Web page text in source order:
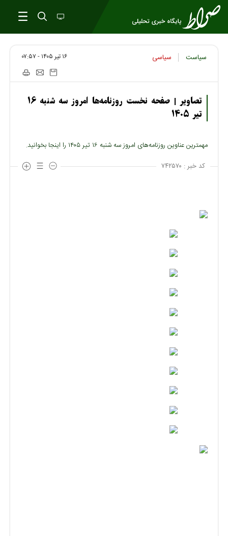
سیاست سیاسی ۱۶ تير ۱۴۰۵ - ۰۷:۵۷
تصاویر | صفحه نخست روزنامه‌ها امروز سه شنبه ۱۶
تیر ۱۴۰۵
مهمترین عناوین روزنامه‌های امروز سه شنبه ۱۶ تیر ۱۴۰۵ را اینجا بخوانید.
کد خبر : ۷۴۲۵۷۰